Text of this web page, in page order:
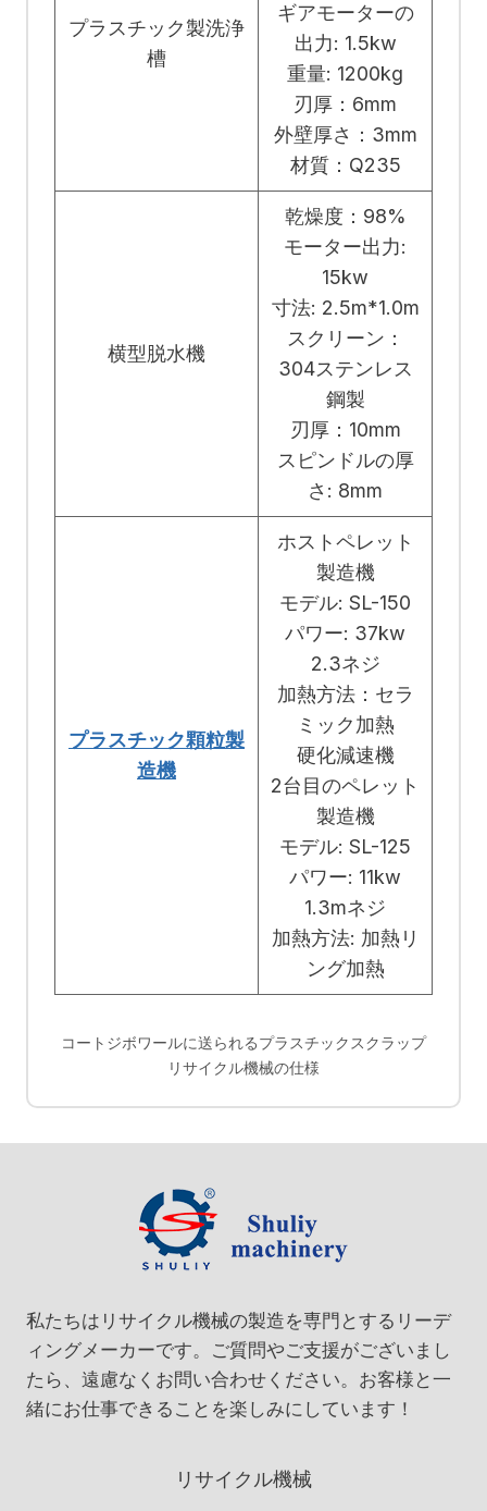
プラスチック製洗浄
槽
ギアモーターの
出力: 1.5kw
重量: 1200kg
刃厚：6mm
外壁厚さ：3mm
材質：Q235
横型脱水機
乾燥度：98%
モーター出力:
15kw
寸法: 2.5m*1.0m
スクリーン：
304ステンレス
鋼製
刃厚：10mm
スピンドルの厚
さ: 8mm
プラスチック顆粒製
造機
ホストペレット
製造機
モデル: SL-150
パワー: 37kw
2.3ネジ
加熱方法：セラ
ミック加熱
硬化減速機
2台目のペレット
製造機
モデル: SL-125
パワー: 11kw
1.3mネジ
加熱方法: 加熱リ
ング加熱
コートジボワールに送られるプラスチックスクラップ
リサイクル機械の仕様
私たちはリサイクル機械の製造を専門とするリーデ
ィングメーカーです。ご質問やご支援がございまし
たら、遠慮なくお問い合わせください。お客様と一
緒にお仕事できることを楽しみにしています！
リサイクル機械